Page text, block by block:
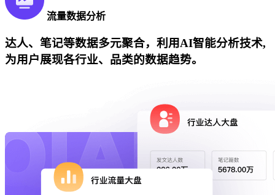
流量数据分析
达人、笔记等数据多元聚合，利用AI智能分析技术,
为用户展现各行业、品类的数据趋势。